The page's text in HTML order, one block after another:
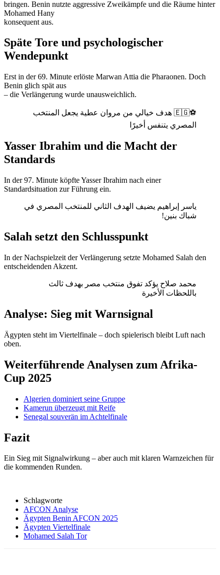
bringen. Benin nutzte aggressive Zweikämpfe und die Räume hinter
Mohamed Hany
konsequent aus.
Späte Tore und psychologischer
Wendepunkt
Erst in der 69. Minute erlöste Marwan Attia die Pharaonen. Doch
Benin glich spät aus
– die Verlängerung wurde unausweichlich.
⚽️🇪🇬 هدف خيالي من مروان عطية يجعل المنتخب
المصري يتنفس أخيرًا
Yasser Ibrahim und die Macht der
Standards
In der 97. Minute köpfte Yasser Ibrahim nach einer
Standardsituation zur Führung ein.
ياسر إبراهيم يضيف الهدف الثاني للمنتخب المصري في
شباك بنين!
Salah setzt den Schlusspunkt
In der Nachspielzeit der Verlängerung setzte Mohamed Salah den
entscheidenden Akzent.
محمد صلاح يؤكد تفوق منتخب مصر بهدف ثالث
باللحظات الأخيرة
Analyse: Sieg mit Warnsignal
Ägypten steht im Viertelfinale – doch spielerisch bleibt Luft nach
oben.
Weiterführende Analysen zum Afrika-
Cup 2025
Algerien dominiert seine Gruppe
Kamerun überzeugt mit Reife
Senegal souverän im Achtelfinale
Fazit
Ein Sieg mit Signalwirkung – aber auch mit klaren Warnzeichen für
die kommenden Runden.
Schlagworte
AFCON Analyse
Ägypten Benin AFCON 2025
Ägypten Viertelfinale
Mohamed Salah Tor